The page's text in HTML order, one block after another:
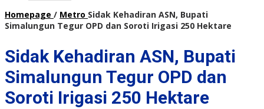
Homepage / Metro Sidak Kehadiran ASN, Bupati
Simalungun Tegur OPD dan Soroti Irigasi 250 Hektare
Sidak Kehadiran ASN, Bupati
Simalungun Tegur OPD dan
Soroti Irigasi 250 Hektare